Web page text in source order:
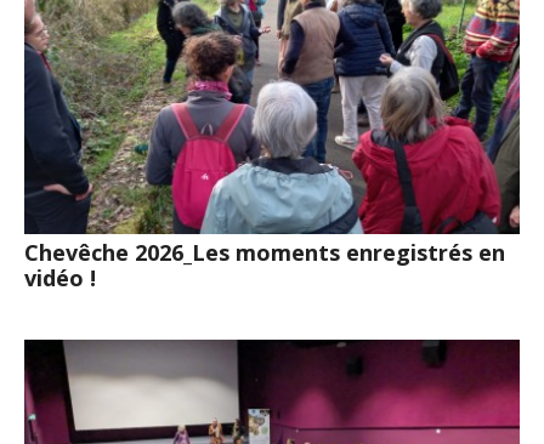
Chevêche 2026_Les moments enregistrés en
vidéo !